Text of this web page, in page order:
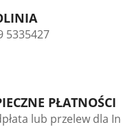
5335427
PŁATNOŚCI
lub przelew dla